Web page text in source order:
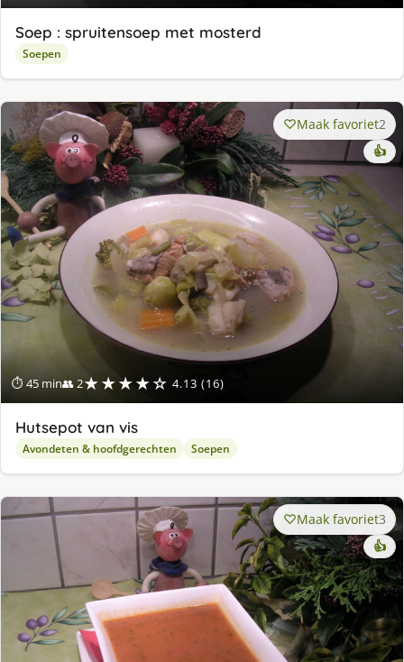
Soep : spruitensoep met mosterd
Soepen
⏱ 45 min👥 2★★★★☆ 4.13 (16)
Maak favoriet2
👍
Hutsepot van vis
Avondeten & hoofdgerechten Soepen
Maak favoriet3
👍